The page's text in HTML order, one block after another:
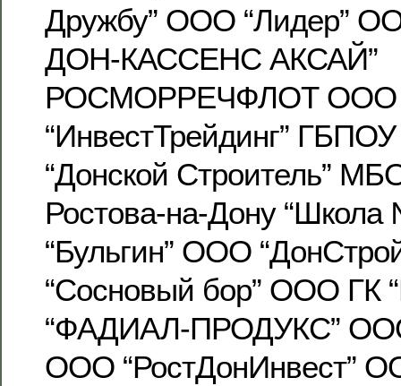
Дружбу” ООО “Лидер”
ДОН-КАССЕНС АКСАЙ”
РОСМОРРЕЧФЛОТ ООО
“ИнвестТрейдинг”
“Донской Строитель”
Ростова-на-Дону
“Бульгин” ООО
“Сосновый бор” ООО ГК
“ФАДИАЛ-ПРОДУКС”
ООО “РостДонИнвест”